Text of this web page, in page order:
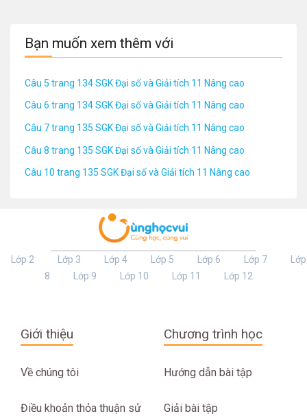
Bạn muốn xem thêm với
Câu 5 trang 134 SGK Đại số và Giải tích 11 Nâng cao
Câu 6 trang 134 SGK Đại số và Giải tích 11 Nâng cao
Câu 7 trang 135 SGK Đại số và Giải tích 11 Nâng cao
Câu 8 trang 135 SGK Đại số và Giải tích 11 Nâng cao
Câu 10 trang 135 SGK Đại số và Giải tích 11 Nâng cao
Lớp 2 Lớp 3 Lớp 4 Lớp 5 Lớp 6 Lớp 7
Lớp
8
Lớp 9 Lớp 10 Lớp 11 Lớp 12
Giới thiệu
Về chúng tôi
Điều khoản thỏa thuận sử
Chương trình học
Hướng dẫn bài tập
Giải bài tập